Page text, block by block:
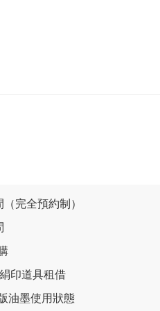
完全預約制）
印道具租借
油墨使用狀態